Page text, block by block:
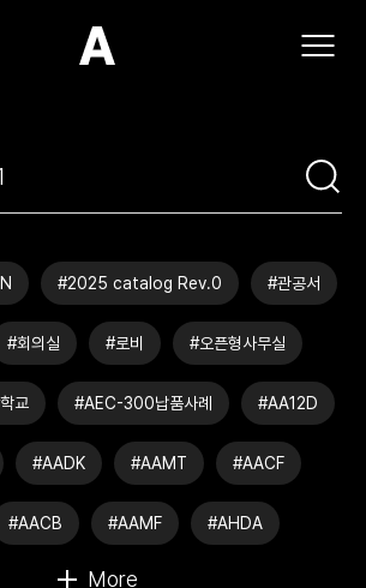
(주)아모스아인스가구
#2025 catalog Rev.0 #관공서
#회의실 #로비 #오픈형사무실
교 #AEC-300납품사례 #AA12D
#AADK #AAMT #AACF
#AACB #AAMF #AHDA